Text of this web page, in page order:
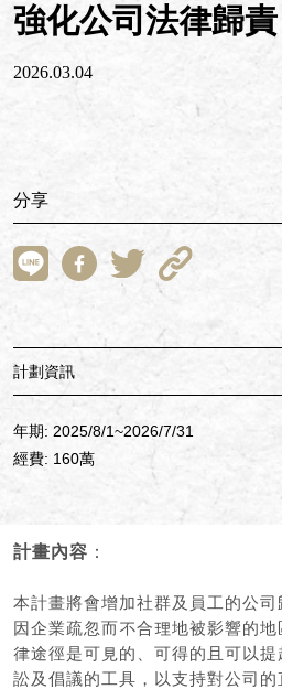
強化公司法律歸責
2026.03.04
分享
計劃資訊
年期: 2025/8/1~2026/7/31
經費: 160萬
計畫內容 ：
本計畫將會增加社群及員工的公
因企業疏忽而不合理地被影響的
律途徑是可見的、可得的且可以
訟及倡議的工具，以支持對公司的